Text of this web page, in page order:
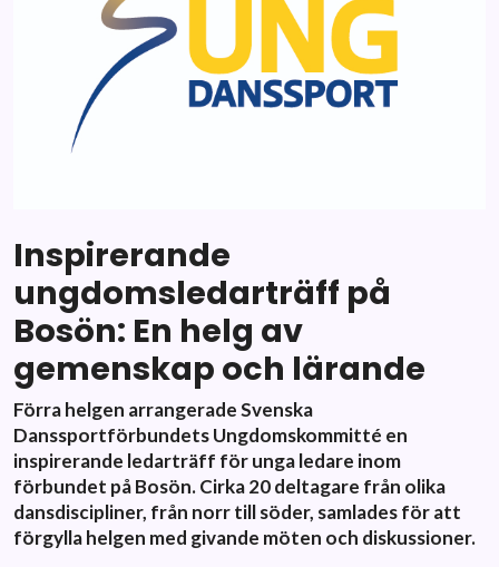
Inspirerande
ungdomsledarträff på
Bosön: En helg av
gemenskap och lärande
Förra helgen arrangerade Svenska
Danssportförbundets Ungdomskommitté en
inspirerande ledarträff för unga ledare inom
förbundet på Bosön. Cirka 20 deltagare från olika
dansdiscipliner, från norr till söder, samlades för att
förgylla helgen med givande möten och diskussioner.